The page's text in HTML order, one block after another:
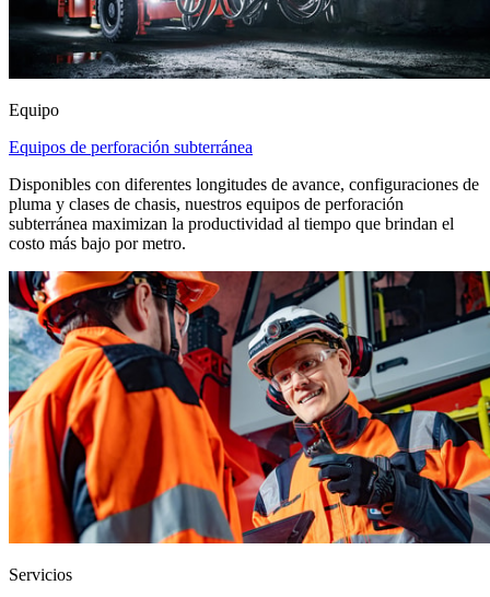
Equipo
Equipos de perforación subterránea
Disponibles con diferentes longitudes de avance, configuraciones de
pluma y clases de chasis, nuestros equipos de perforación
subterránea maximizan la productividad al tiempo que brindan el
costo más bajo por metro.
Servicios